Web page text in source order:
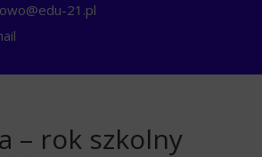
21.pl
– rok szkolny